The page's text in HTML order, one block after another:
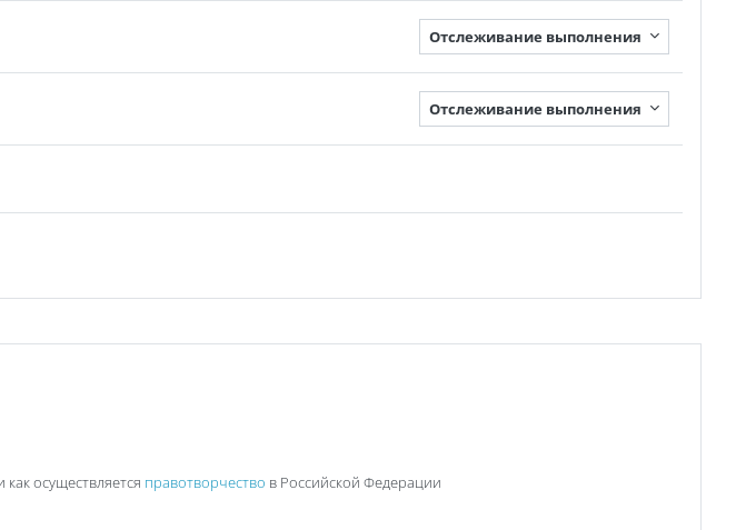
Отслеживание выполнения
Отслеживание выполнения
осуществляется правотворчество в Российской Федерации